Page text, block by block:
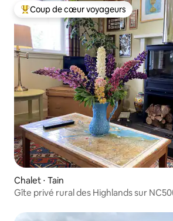
Coups de cœur voyageurs les plus
Coup de cœur voyageurs
Chalet ⋅ Tain
Gîte privé rural des Highlands sur